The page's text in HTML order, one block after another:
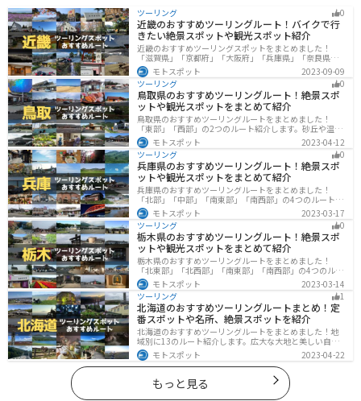
ツーリング 0
近畿のおすすめツーリングルート！バイクで行
きたい絶景スポットや観光スポット紹介
近畿のおすすめツーリングスポットをまとめました！
「滋賀県」「京都府」「大阪府」「兵庫県」「奈良県」
「和歌山」の各県の観光地紹介します。自然豊かな山々
や湖、温泉地が点在し、四季折々の景色を楽しめるスポ
ットが多数あります。バイクで近畿にツーリングに行く
際は参考にしてください。
モトスポット
2023-09-09
ツーリング
0
鳥取県のおすすめツーリングルート！絶景スポ
ットや観光スポットをまとめて紹介
鳥取県のおすすめツーリングルートをまとめました！
「東部」「西部」の2つのルート紹介します。砂丘や温泉
地、歴史ある城跡など魅力溢れるスポットが多数あるの
で楽しめます。バイクで鳥取県にツーリングに行く際は
参考にしてください。
モトスポット
2023-04-12
ツーリング
0
兵庫県のおすすめツーリングルート！絶景スポ
ットや観光スポットをまとめて紹介
兵庫県のおすすめツーリングルートをまとめました！
「北部」「中部」「南東部」「南西部」の4つのルート紹
介します。自然豊かな山を堪能できる北部と中部、街中
で海辺の南部と違った楽しみ方ができます。バイクで兵
庫県にツーリングに行く際は参考にしてください。
モトスポット
2023-03-17
ツーリング
0
栃木県のおすすめツーリングルート！絶景スポ
ットや観光スポットをまとめて紹介
栃木県のおすすめツーリングルートをまとめました！
「北東部」「北西部」「南東部」「南西部」の4つのルー
ト紹介します。日本を代表する神社や広大な山や滝、湖
などを歴史や自然を満喫するツーリングができます。バ
イクで栃木県にツーリングに行く際は参考にしてくださ
い。
モトスポット
2023-03-14
ツーリング
1
北海道のおすすめツーリングルートまとめ！定
番スポットや名所、絶景スポットを紹介
北海道のおすすめツーリングルートをまとめました！地
域別に13のルート紹介します。広大な大地と美しい自然
が広がり、四季折々の魅力を楽しめる観光スポットが数
多くあります。バイクで北海道にツーリングに行く際は
参考にしてください。
モトスポット 2023-04-22
もっと見る